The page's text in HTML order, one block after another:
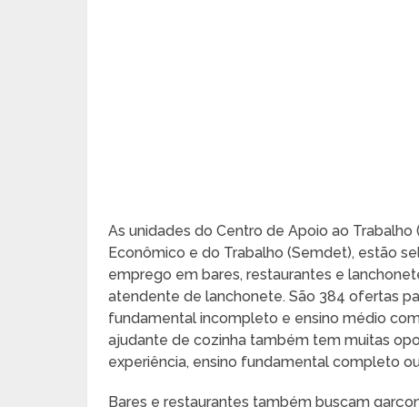
As unidades do Centro de Apoio ao
Econômico e do Trabalho (Semdet), estão
emprego em bares, restaurantes e
atendente de lanchonete. São 384 ofertas
fundamental incompleto e ensino médio
ajudante de cozinha também tem muitas
experiência, ensino fundamental completo
Bares e restaurantes também buscam